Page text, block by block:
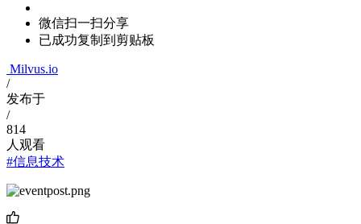
微信扫一扫分享
已成功复制到剪贴板
Milvus.io
/
发布于
/
814
人观看
#信息技术